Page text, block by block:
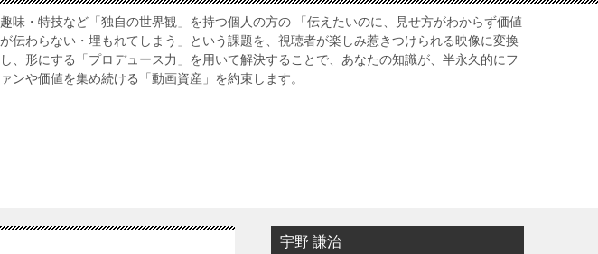
趣味・特技など「独自の世界観」を持つ個人の方の 「伝えたいのに、見せ方がわからず価値
が伝わらない・埋もれてしまう」という課題を、視聴者が楽しみ惹きつけられる映像に変換
し、形にする「プロデュース力」を用いて解決することで、あなたの知識が、半永久的にフ
ァンや価値を集め続ける「動画資産」を約束します。
宇野 謙治